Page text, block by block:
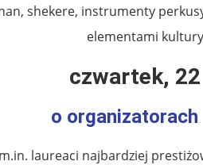
shekere, instrumenty
elementami
czwartek,
o organizatorach
laureaci najbardziej